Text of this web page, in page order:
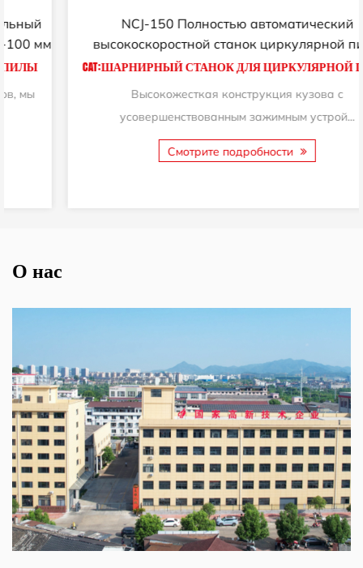
NCJ-150 Полностью автоматический
высокоскоростной станок циркулярной пилы
металла стальной стержень заготовка машина пила
CAT:ШАРНИРНЫЙ СТАНОК ДЛЯ ЦИРКУЛЯРНОЙ ПИЛЫ
Высокожесткая конструкция кузова с
усовершенствованным зажимным устрой...
Смотрите подробности
О нас